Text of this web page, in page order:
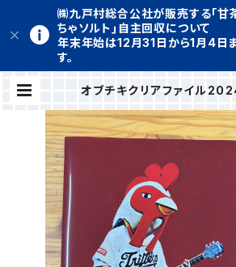
㈱九戸村総合公社が販売する｢甘
ちゃソルト｣自主回収について
年末年始は12月31日から1月4日
す。
オブチキクリアファイル